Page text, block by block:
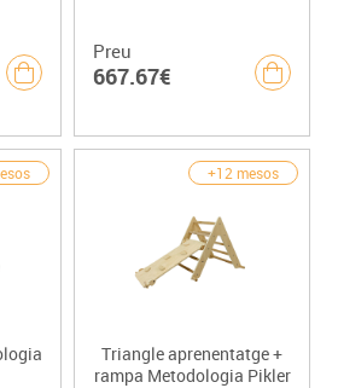
Preu
667.67€
+12 mesos
Triangle aprenentatge +
rampa Metodologia Pikler